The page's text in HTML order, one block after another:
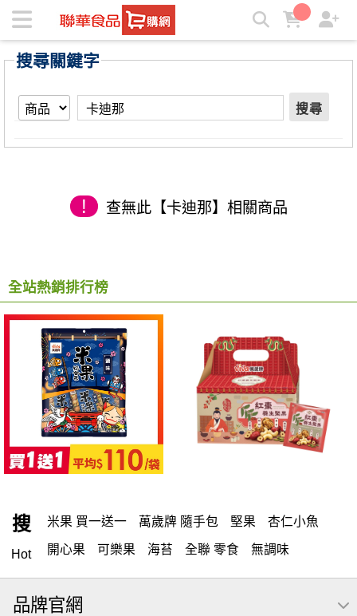
【卡迪那】搜尋結果 | ★聯華食品e購網★
搜尋關鍵字
搜尋
! 查無此【卡迪那】相關商品
全站熱銷排行榜
搜
Hot
米果 買一送一 萬歲牌 隨手包 堅果 杏仁小魚
開心果 可樂果 海苔 全聯 零食 無調味
全聯 禮盒 堅穀力 綜合纖果 米果 元本山
全聯 素食
品牌官網